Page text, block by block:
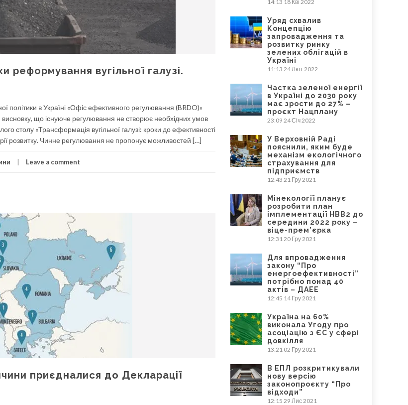
реформування вугільної галузі.
політики в Україні «Офіс ефективного регулювання (BRDO)»
висновку, що існуюче регулювання не створює необхідних умов
столу «Трансформація вугільної галузі: кроки до ефективності
розвитку. Чинне регулювання не пропонує можливостей […]
Leave a comment
приєдналися до Декларації
14:13 18 Кві 2022
Уряд схвалив
Концепцію
запровадження та
розвитку ринку
зелених облігацій в
Україні
11:13 24 Лют 2022
Частка зеленої енергії
в Україні до 2030 року
має зрости до 27% –
проєкт Нацплану
23:09 24 Січ 2022
У Верховній Раді
пояснили, яким буде
механізм екологічного
страхування для
підприємств
12:43 21 Гру 2021
Мінекології планує
розробити план
імплементації НВВ2 до
середини 2022 року –
віце-прем’єрка
12:3120 Гру 2021
Для впровадження
закону “Про
енергоефективності”
потрібно понад 40
актів – ДАЕЕ
12:45 14 Гру 2021
Україна на 60%
виконала Угоду про
асоціацію з ЄС у сфері
довкілля
13:21 02 Гру 2021
В ЕПЛ розкритикували
нову версію
законопроєкту “Про
відходи”
12:15 29 Лис 2021